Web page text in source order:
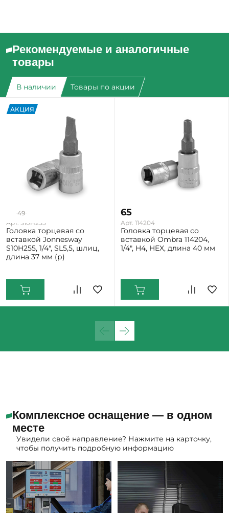
Рекомендуемые и аналогичные
товары
В наличии Товары по акции
АКЦИЯ
3949-20%
Арт. S10H255
Головка торцевая со
вставкой Jonnesway
S10H255, 1/4", SL5,5, шлиц,
длина 37 мм (р)
65
Арт. 114204
Головка торцевая со
вставкой Ombra 114204,
1/4", H4, HEX, длина 40 мм
Комплексное оснащение — в одном
месте
Увидели своё направление? Нажмите на карточку,
чтобы получить подробную информацию